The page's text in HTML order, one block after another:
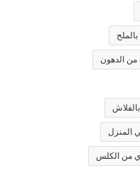
من الدهون
المنزل
من الكلس